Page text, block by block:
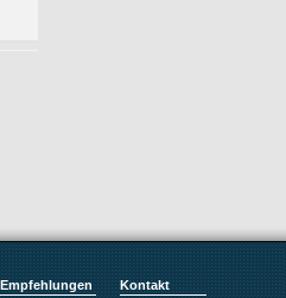
Empfehlungen Kontakt